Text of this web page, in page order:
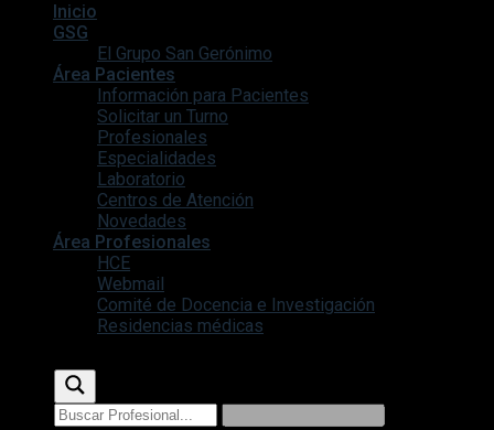
Inicio
GSG
El Grupo San Gerónimo
Área Pacientes
Información para Pacientes
Solicitar un Turno
Profesionales
Especialidades
Laboratorio
Centros de Atención
Novedades
Área Profesionales
HCE
Webmail
Comité de Docencia e Investigación
Residencias médicas